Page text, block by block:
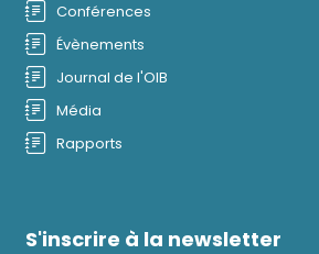
Conférences
Évènements
Journal de l'OIB
Média
Rapports
S'inscrire à la newsletter